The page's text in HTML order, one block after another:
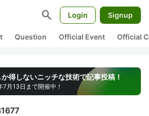
search Login Signup
Question Official Event Official
得しないニッチな技術で記事投稿！
7月13日まで開催中！